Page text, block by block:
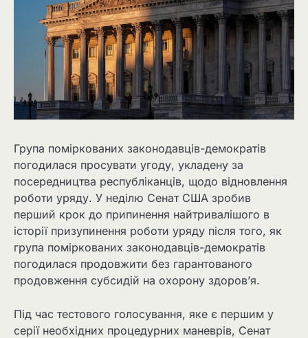
Група поміркованих законодавців-демократів
погодилася просувати угоду, укладену за
посередництва республіканців, щодо відновлення
роботи уряду. У неділю Сенат США зробив
перший крок до припинення найтривалішого в
історії призупинення роботи уряду після того, як
група поміркованих законодавців-демократів
погодилася продовжити без гарантованого
продовження субсидій на охорону здоров’я.
Під час тестового голосування, яке є першим у
серії необхідних процедурних маневрів, Сенат